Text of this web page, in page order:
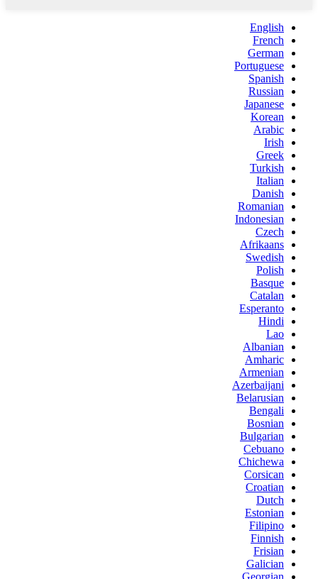
English
French
German
Portuguese
Spanish
Russian
Japanese
Korean
Arabic
Irish
Greek
Turkish
Italian
Danish
Romanian
Indonesian
Czech
Afrikaans
Swedish
Polish
Basque
Catalan
Esperanto
Hindi
Lao
Albanian
Amharic
Armenian
Azerbaijani
Belarusian
Bengali
Bosnian
Bulgarian
Cebuano
Chichewa
Corsican
Croatian
Dutch
Estonian
Filipino
Finnish
Frisian
Galician